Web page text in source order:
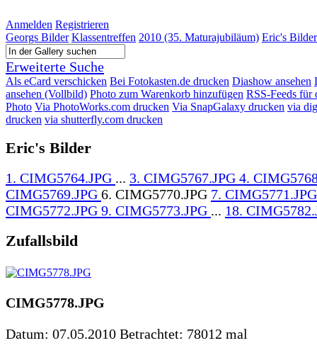
Anmelden Registrieren
Georgs Bilder Klassentreffen 2010 (35. Maturajubiläum) Eric's Bilder
Erweiterte Suche
Als eCard verschicken Bei Fotokasten.de drucken Diashow ansehen
ansehen (Vollbild) Photo zum Warenkorb hinzufügen RSS-Feeds für
Photo Via PhotoWorks.com drucken Via SnapGalaxy drucken via
drucken via shutterfly.com drucken
Eric's Bilder
1. CIMG5764.JPG ... 3. CIMG5767.JPG 4.
CIMG5769.JPG 6. CIMG5770.JPG 7.
CIMG5772.JPG 9. CIMG5773.JPG ... 18.
Zufallsbild
CIMG5778.JPG
Datum: 07.05.2010 Betrachtet: 78012 mal